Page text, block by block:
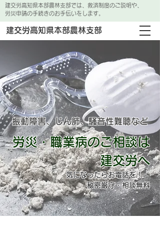
建交労高知県本部農林支部では、救済制度のご説明や、
労災申請の手続きのお手伝いをします。
建交労高知県本部農林支部
振動障害、じん肺、騒音性難聴など
労災・職業病のご相談は
建交労へ
気になったらお電話を！
秘密厳守・相談無料